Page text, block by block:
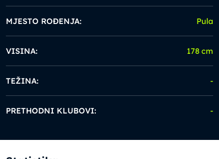
MJESTO ROĐENJA: Pula
VISINA: 178 cm
TEŽINA: -
PRETHODNI KLUBOVI: -